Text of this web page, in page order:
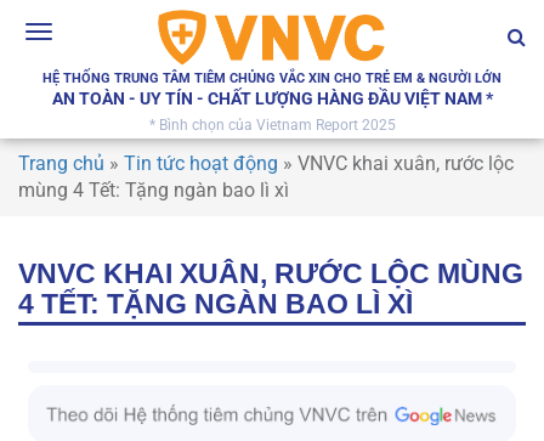
Toggle
HỆ THỐNG TRUNG TÂM TIÊM CHỦNG VẮC XIN CHO TRẺ EM & NGƯỜI LỚN
AN TOÀN - UY TÍN - CHẤT LƯỢNG HÀNG ĐẦU VIỆT NAM *
* Bình chọn của Vietnam Report 2025
Trang chủ » Tin tức hoạt động » VNVC khai xuân, rước lộc
mùng 4 Tết: Tặng ngàn bao lì xì
VNVC KHAI XUÂN, RƯỚC LỘC MÙNG
4 TẾT: TẶNG NGÀN BAO LÌ XÌ